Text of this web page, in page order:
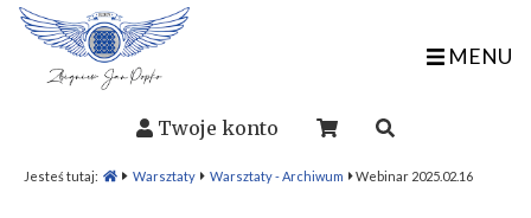
MENU
Twoje konto
Jesteś tutaj: Warsztaty Warsztaty - Archiwum Webinar 2025.02.16